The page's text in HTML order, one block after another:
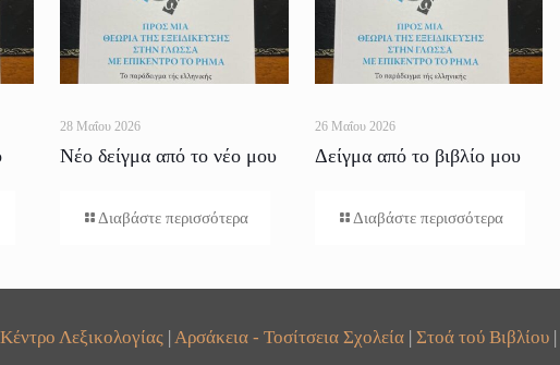
28 Μαΐου 2026
Νέο δείγμα από το νέο μου
Διαβάστε περισσότερα
26 Μαΐου 2026
Δείγμα από το βιβλίο μου
Διαβάστε περισσότερα
Κέντρο Λεξικολογίας| Αρσάκεια - Τοσίτσεια Σχολεία| Στοά τού Βιβλίου|